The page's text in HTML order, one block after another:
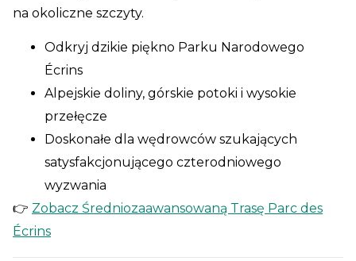
na okoliczne szczyty.
Odkryj dzikie piękno Parku Narodowego
Écrins
Alpejskie doliny, górskie potoki i wysokie
przełęcze
Doskonałe dla wędrowców szukających
satysfakcjonującego czterodniowego
wyzwania
👉 Zobacz Średniozaawansowaną Trasę Parc des
Écrins